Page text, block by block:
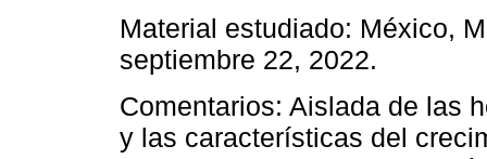
Material estudiado: México,
septiembre 22, 2022.
Comentarios: Aislada de las
y las características del